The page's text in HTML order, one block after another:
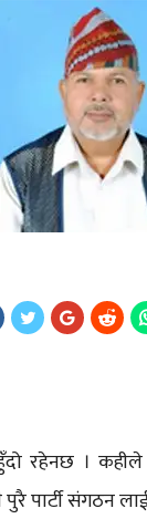
रहेनछ ।
पुरै पार्टी संगठन